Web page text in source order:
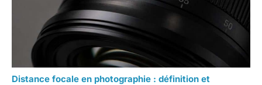
Distance focale en photographie : définition et